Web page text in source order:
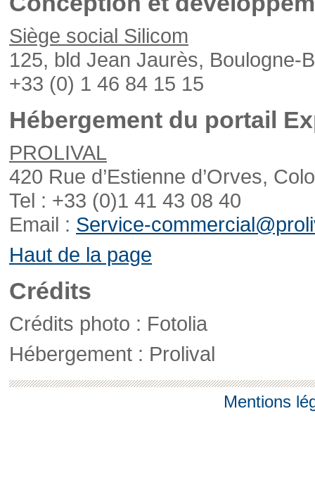
Siège social Silicom
125, bld Jean Jaurès, Boulogne-
+33 (0) 1 46 84 15 15
Hébergement du portail
PROLIVAL
420 Rue d’Estienne d’Orves,
Tel : +33 (0)1 41 43 08 40
Email : Service-
Haut de la page
Crédits
Crédits photo : Fotolia
Hébergement : Prolival
Mentions